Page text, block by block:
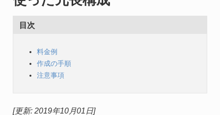
目次
料金例
作成の手順
注意事項
[更新: 2019年10月01日]